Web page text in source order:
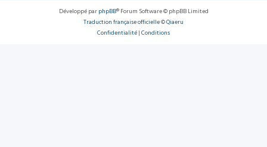
Développé par phpBB® Forum Software © phpBB Limited
Traduction française officielle©Qiaeru
Confidentialité | Conditions